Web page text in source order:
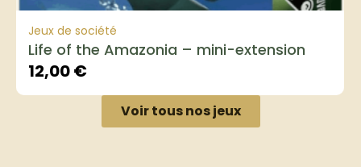
Jeux de société
Life of the Amazonia – mini-extension
12,00€
Voir tous nos jeux